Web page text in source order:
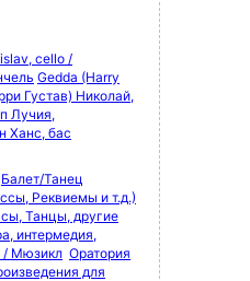
cello /
Gedda (Harry
Густав) Николай,
Лучия,
Ханс, бас
Балет/Танец
Реквиемы и т.д.)
Танцы, другие
интермедия,
/ Мюзикл Оратория
для